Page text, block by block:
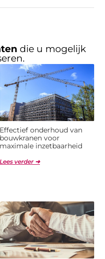
die u mogelijk
Effectief onderhoud van
bouwkranen voor
maximale inzetbaarheid
Lees verder ➜